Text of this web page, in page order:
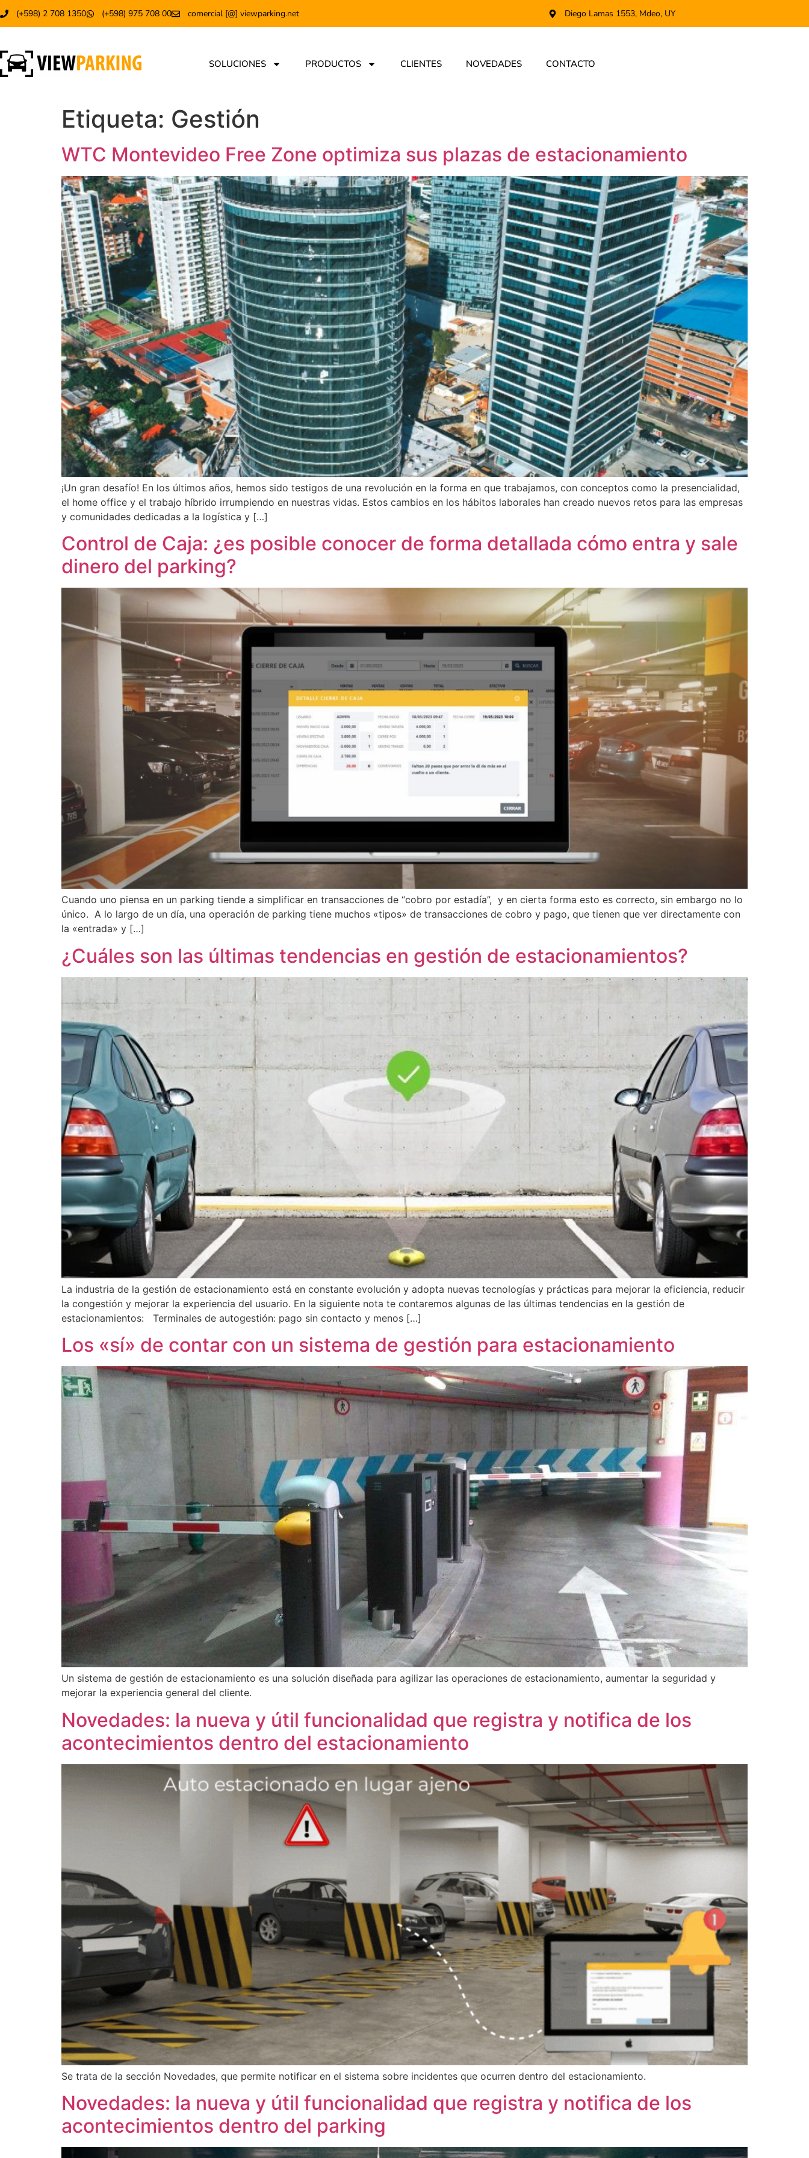
(+598) 2 708 1350 (+598) 975 708 00 comercial [@] viewparking.net Diego Lamas 1553, Mdeo, UY
SOLUCIONES PRODUCTOS CLIENTES NOVEDADES CONTACTO
Etiqueta: Gestión
WTC Montevideo Free Zone optimiza sus plazas de estacionamiento
¡Un gran desafío! En los últimos años, hemos sido testigos de una revolución en la forma en que trabajamos, con conceptos como la presencialidad,
el home office y el trabajo híbrido irrumpiendo en nuestras vidas. Estos cambios en los hábitos laborales han creado nuevos retos para las empresas
y comunidades dedicadas a la logística y […]
Control de Caja: ¿es posible conocer de forma detallada cómo entra y sale
dinero del parking?
Cuando uno piensa en un parking tiende a simplificar en transacciones de “cobro por estadía”, y en cierta forma esto es correcto, sin embargo no lo
único. A lo largo de un día, una operación de parking tiene muchos «tipos» de transacciones de cobro y pago, que tienen que ver directamente con
la «entrada» y […]
¿Cuáles son las últimas tendencias en gestión de estacionamientos?
La industria de la gestión de estacionamiento está en constante evolución y adopta nuevas tecnologías y prácticas para mejorar la eficiencia, reducir
la congestión y mejorar la experiencia del usuario. En la siguiente nota te contaremos algunas de las últimas tendencias en la gestión de
estacionamientos: Terminales de autogestión: pago sin contacto y menos […]
Los «sí» de contar con un sistema de gestión para estacionamiento
Un sistema de gestión de estacionamiento es una solución diseñada para agilizar las operaciones de estacionamiento, aumentar la seguridad y
mejorar la experiencia general del cliente.
Novedades: la nueva y útil funcionalidad que registra y notifica de los
acontecimientos dentro del estacionamiento
Se trata de la sección Novedades, que permite notificar en el sistema sobre incidentes que ocurren dentro del estacionamiento.
Novedades: la nueva y útil funcionalidad que registra y notifica de los
acontecimientos dentro del parking